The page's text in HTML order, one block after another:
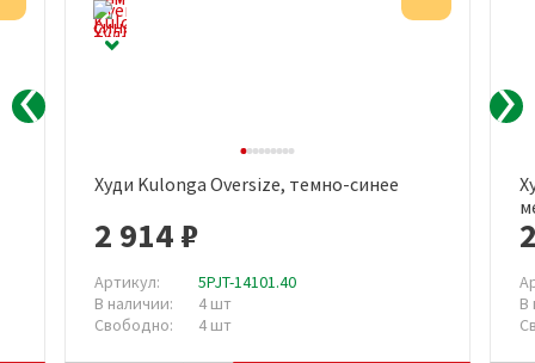
Худи Kulonga Oversize, темно-синее
2 914 ₽
Артикул:
5PJT-14101.40
В наличии:
4 шт
Свободно:
4 шт
В